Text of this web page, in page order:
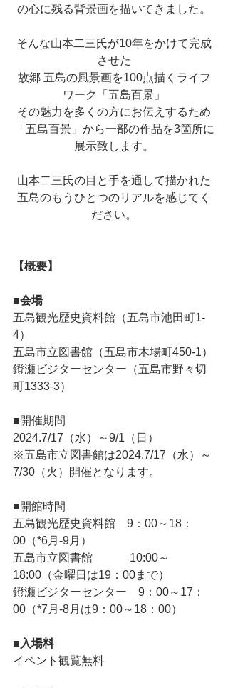
の心に残る背景画を描いてきました。
そんな山本二三氏が10年をかけて完成
させた
故郷 五島の風景画を100点描くライフ
ワーク「五島百景」
その魅力を多くの方にお伝えするため
「五島百景」から一部の作品を3箇所に
展示致します。
山本二三氏の目と手を通して描かれた
五島のもうひとつのリアルを感じてく
ださい。
【概要】
■会場
五島観光歴史資料館（五島市池田町1-
4）
五島市立図書館（五島市木場町450-1）
鐙瀬ビジターセンター（五島市野々切
町1333-3）
■開催期間
2024.7/17（水）～9/1（日）
※五島市立図書館は2024.7/17（水）～
7/30（火）開催となります。
■開館時間
五島観光歴史資料館　9：00～18：
00（*6月-9月）
五島市立図書館　　　 10:00～
18:00（金曜日は19：00まで）
鐙瀬ビジターセンター　9：00～17：
00（*7月-8月は9：00～18：00）
■入場料
イベント観覧無料